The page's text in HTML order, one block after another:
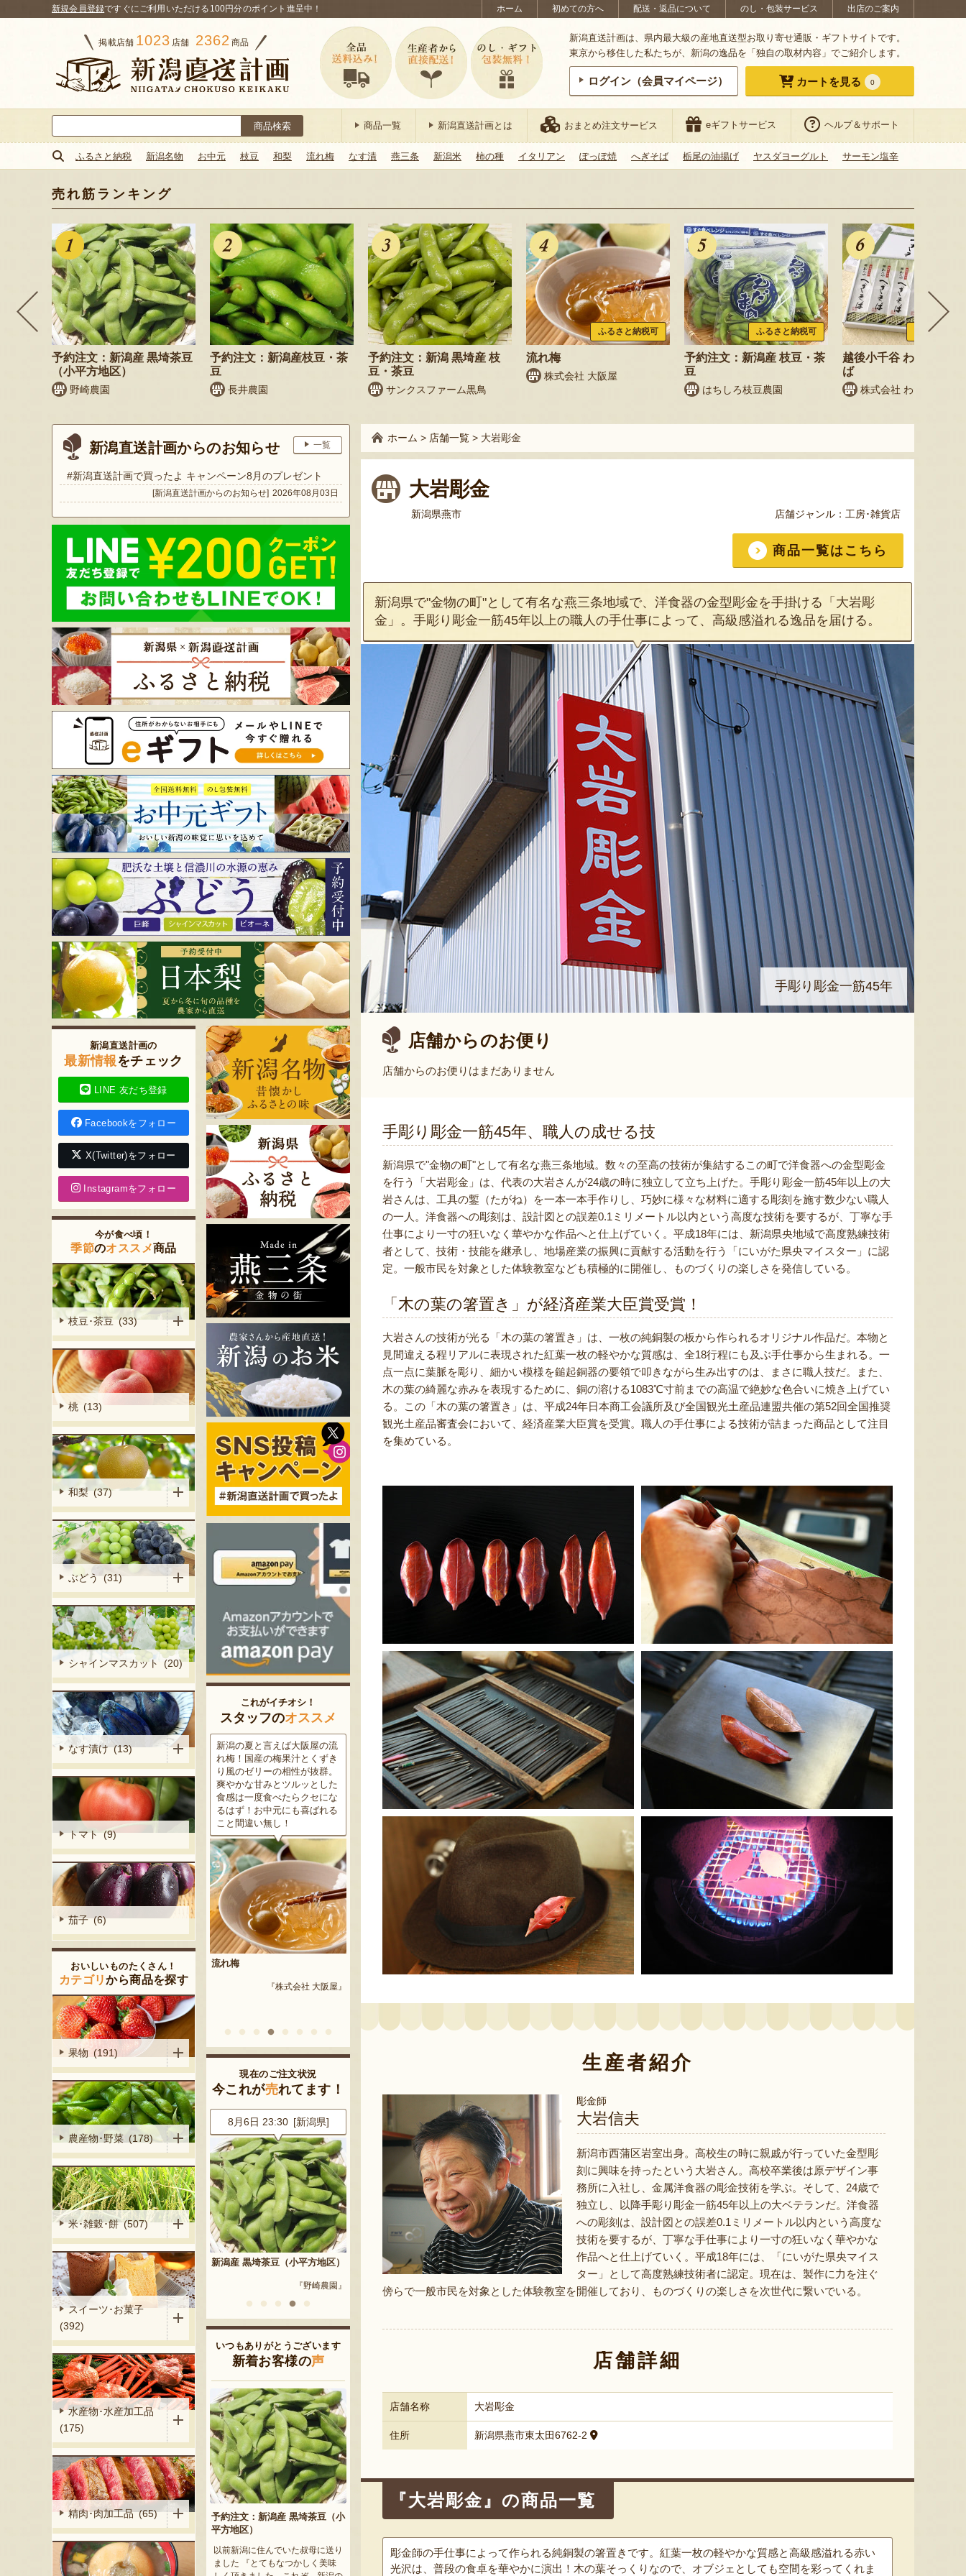
ホーム 初めての方へ 配送・返品について のし・包装サービス 出店のご案内
新規会員登録ですぐにご利用いただける100円分のポイント進呈中！
掲載店舗 1023 店舗 2362 商品
新潟直送計画は、県内最大級の産地直送型お取り寄せ通販・ギフトサイトです。
東京から移住した私たちが、新潟の逸品を「独自の取材内容」でご紹介します。
ログイン（会員マイページ） カートを見る 0
索:
商品一覧 新潟直送計画とは おまとめ注文サービス eギフトサービス ヘルプ＆サポート
ふるさと納税 新潟名物 お中元 枝豆 和梨 流れ梅 なす漬 燕三条 新潟米 柿の種 イタリアン ぽっぽ焼 へぎそば 栃尾の油揚げ ヤスダヨーグルト サーモン塩辛
売れ筋ランキング
予約注文：新潟産 黒埼茶豆
（小平方地区）
野崎農園
予約注文：新潟産枝豆・茶
豆
長井農園
予約注文：新潟 黒埼産 枝
豆・茶豆
サンクスファーム黒鳥
ふるさと納税可
流れ梅
株式会社 大阪屋
ふるさと納税可
予約注文：新潟産 枝豆・茶
豆
はちしろ枝豆農園
ふるさと納
越後小千谷 わたやのへ
ば
株式会社 わたや
新潟直送計画からのお知らせ 一覧
#新潟直送計画で買ったよ キャンペーン8月のプレゼント
[新潟直送計画からのお知らせ] 2026年08月03日
ホーム > 店舗一覧 > 大岩彫金
大岩彫金
新潟県燕市 店舗ジャンル： 工房･雑貨店
商品一覧はこちら
新潟県で"金物の町"として有名な燕三条地域で、洋食器の金型彫金を手掛ける「大岩彫
金」。手彫り彫金一筋45年以上の職人の手仕事によって、高級感溢れる逸品を届ける。
手彫り彫金一筋45年
店舗からのお便り
店舗からのお便りはまだありません
手彫り彫金一筋45年、職人の成せる技
新潟県で"金物の町"として有名な燕三条地域。数々の至高の技術が集結するこの町で洋食器への金型彫金
を行う「大岩彫金」は、代表の大岩さんが24歳の時に独立して立ち上げた。手彫り彫金一筋45年以上の大
岩さんは、工具の鏨（たがね）を一本一本手作りし、巧妙に様々な材料に適する彫刻を施す数少ない職人
の一人。洋食器への彫刻は、設計図との誤差0.1ミリメートル以内という高度な技術を要するが、丁寧な手
仕事により一寸の狂いなく華やかな作品へと仕上げていく。平成18年には、新潟県央地域で高度熟練技術
者として、技術・技能を継承し、地場産業の振興に貢献する活動を行う「にいがた県央マイスター」に認
定。一般市民を対象とした体験教室なども積極的に開催し、ものづくりの楽しさを発信している。
「木の葉の箸置き」が経済産業大臣賞受賞！
大岩さんの技術が光る「木の葉の箸置き」は、一枚の純銅製の板から作られるオリジナル作品だ。本物と
見間違える程リアルに表現された紅葉一枚の軽やかな質感は、全18行程にも及ぶ手仕事から生まれる。一
点一点に葉脈を彫り、細かい模様を鎚起銅器の要領で叩きながら生み出すのは、まさに職人技だ。また、
木の葉の綺麗な赤みを表現するために、銅の溶ける1083℃寸前までの高温で絶妙な色合いに焼き上げてい
る。この「木の葉の箸置き」は、平成24年日本商工会議所及び全国観光土産品連盟共催の第52回全国推奨
観光土産品審査会において、経済産業大臣賞を受賞。職人の手仕事による技術が詰まった商品として注目
を集めている。
生産者紹介
彫金師
大岩信夫
新潟市西蒲区岩室出身。高校生の時に親戚が行っていた金型彫
刻に興味を持ったという大岩さん。高校卒業後は原デザイン事
務所に入社し、金属洋食器の彫金技術を学ぶ。そして、24歳で
独立し、以降手彫り彫金一筋45年以上の大ベテランだ。洋食器
への彫刻は、設計図との誤差0.1ミリメートル以内という高度な
技術を要するが、丁寧な手仕事により一寸の狂いなく華やかな
作品へと仕上げていく。平成18年には、「にいがた県央マイス
ター」として高度熟練技術者に認定。現在は、製作に力を注ぐ
傍らで一般市民を対象とした体験教室を開催しており、ものづくりの楽しさを次世代に繋いでいる。
店舗詳細
店舗名称 大岩彫金
住所 新潟県燕市東太田6762-2
『大岩彫金』の商品一覧
彫金師の手仕事によって作られる純銅製の箸置きです。紅葉一枚の軽やかな質感と高級感溢れる赤い
光沢は、普段の食卓を華やかに演出！木の葉そっくりなので、オブジェとしても空間を彩ってくれま
新潟直送計画の
最新情報をチェック
LINE 友だち登録
Facebookをフォロー
X(Twitter)をフォロー
Instagramをフォロー
今が食べ頃！
季節のオススメ商品
枝豆･茶豆 (33)
桃 (13)
和梨 (37)
ぶどう (31)
シャインマスカット (20)
なす漬け (13)
トマト (9)
茄子 (6)
おいしいものたくさん！
カテゴリから商品を探す
果物 (191)
農産物･野菜 (178)
米･雑穀･餅 (507)
スイーツ･お菓子
(392)
水産物･水産加工品
(175)
精肉･肉加工品 (65)
これがイチオシ！
スタッフのオススメ
この道50年の大ベテラン農家
が育てた美味しい新潟枝豆・
茶豆！手塩にかけて育てた枝
豆の甘味と深い香り、コクの
ある旨味を是非一度お試し下
さい。お中元にもオススメ！
予約注文：新潟産 枝豆・茶豆
『はちしろ枝豆農園』
新潟の夏と言えば大阪屋の流
れ梅！国産の梅果汁とくずき
り風のゼリーの相性が抜群。
爽やかな甘みとツルッとした
食感は一度食べたらクセにな
るはず！お中元にも喜ばれる
こと間違い無し！
流れ梅
『株式会社 大阪屋』
魚沼市だけで作られている
「深雪なす」を使ったなす漬
け。しっかりとした塩味が好
評で、地元の直売所で大人気
の商品です。夏はもちろん、
甘みがのった秋なすは特に絶
予約注文：魚沼の定番 まるつた
太田農園が手塩にかけて育て
たアールスメロン！イギリス
生まれの原種メロンの血をひ
く、「メロンの王様」とも呼
ばれる高級メロンを農園より
直送！お盆などの贈答用にも
おすすめです。
予約注文：新潟産 アールスメロ
ン（盆メロン）
新潟市江南区で育てられた和
梨。有機質肥料と、すべての
実に袋をかける丁寧な手仕事
によって、濃厚な甘みと美し
い姿を持つ梨が生み出されま
す。「愛甘水」や「王秋」な
ど、旬の品種をお届けしま
予約注文：新潟県産 梨
柔らかい果肉と濃厚な果汁が
魅力の桃です。日本一の大
河・信濃川がもたらす肥沃な
土壌で、甘みをたっぷり蓄え
ました。日々の細やかな管理
のもと、愛情を込めて育てて
います。ギフトにもおすすめ
ですよ。
予約注文：新潟県産 桃
現在のご注文状況
今これが売れてます！
・家庭用）
ツガーデン』
8月6日 23:47 [東京都]
新潟県産 梨（贈答用・家庭用）
『たかはし果樹園』
8月6日 23:30 [新潟県]
新潟産 黒埼茶豆（小平方地区）
『野崎農園』
8月6日 23:23 [新潟県]
黒十全茄子漬け
『株式会社 坂井漬物商店』
8月7日 00:07 [新潟県]
新潟産 黒埼茶豆（小平方地区）
『野崎農園』
新潟県産 桃（贈答用・家庭用）
『石田フルーツガーデン』
新潟県産 梨（贈答用・家庭用）
『たかはし果樹園』
いつもありがとうございます
新着お客様の声
予約注文：新潟産 黒埼茶豆（小
平方地区）
以前新潟に住んでいた叔母に送り
ました 『とてもなつかしく美味